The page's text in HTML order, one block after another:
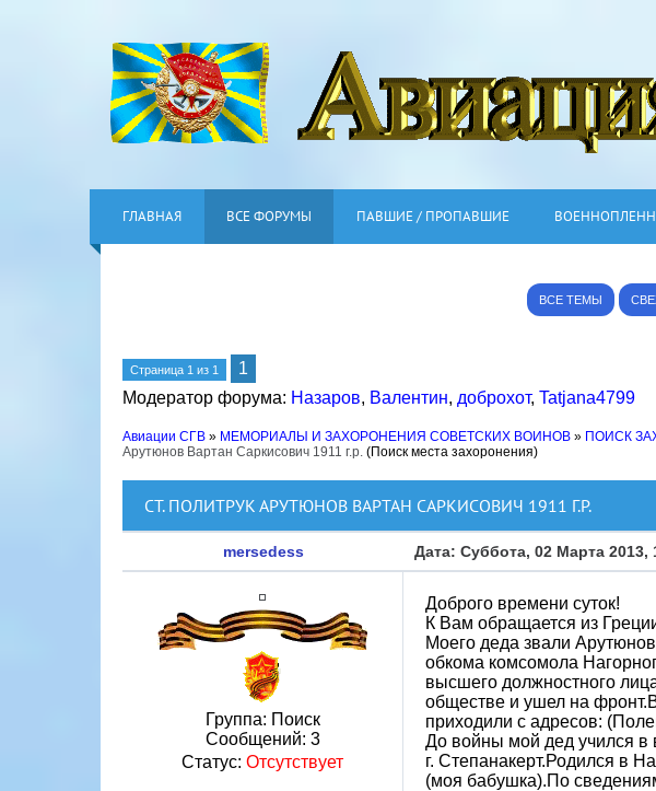
ГЛАВНАЯ ВСЕ ФОРУМЫ ПАВШИЕ / ПРОПАВШИЕ
ВСЕ ТЕМЫ
Страница 1 из 1
1
Модератор форума: Назаров, Валентин, доброхот, Tatjana4799
Авиации СГВ » МЕМОРИАЛЫ И ЗАХОРОНЕНИЯ СОВЕТСКИХ ВОИНОВ » ПОИСК
Арутюнов Вартан Саркисович 1911 г.р. (Поиск места захоронения)
СТ. ПОЛИТРУК АРУТЮНОВ ВАРТАН САРКИСОВИЧ 1911 Г.Р.
mersedess Дата: Суббота, 02 Марта
Группа: Поиск
Сообщений: 3
Статус: Отсутствует
Доброго времени суток!
К Вам обращается из
Моего деда звали
обкома комсомола
высшего должностного
обществе и ушел на
приходили с адресов:
До войны мой дед учился в
г. Степанакерт.Родился в
(моя бабушка).По